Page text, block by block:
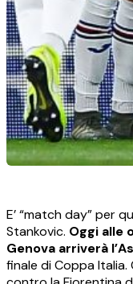
E’ “match day” per
Stankovic. Oggi alle
Genova arriverà
finale di Coppa